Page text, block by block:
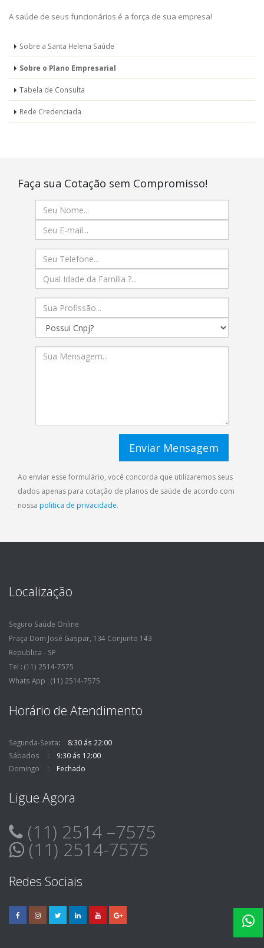
A saúde de seus funcionários é a força de sua empresa!
Sobre a Santa Helena Saúde
Sobre o Plano Empresarial
Tabela de Consulta
Rede Credenciada
Faça sua Cotação sem Compromisso!
Ao enviar esse formulário, você concorda que utilizaremos seus
dados apenas para cotação de planos de saúde de acordo com
nossa politica de privacidade.
Localização
Seguro Saúde Online
Praça Dom José Gaspar, 134 Conjunto 143
Republica - SP
Tel : (11) 2514-7575
Whats App : (11) 2514-7575
Horário de Atendimento
Segunda-Sexta
8:30 ás 22:00
Sábados
9:30 ás 12:00
Domingo
Fechado
Ligue Agora
(11) 2514 –7575
(11) 2514-7575
Redes Sociais